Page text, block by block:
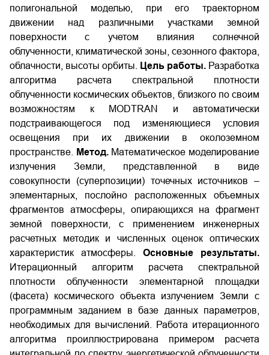
полигональной моделью, при его траекторном
движении над различными участками земной
поверхности с учетом влияния солнечной
облученности, климатической зоны, сезонного фактора,
облачности, высоты орбиты.
Цель работы. Разработка
алгоритма расчета спектральной плотности
облученности космических объектов, близкого по своим
возможностям к MODTRAN и автоматически
подстраивающегося под изменяющиеся условия
освещения при их движении в околоземном
пространстве.
Метод.Математическое моделирование
излучения Земли, представленной в виде
совокупности (суперпозиции) точечных источников –
элементарных, послойно расположенных объемных
фрагментов атмосферы, опирающихся на фрагмент
земной поверхности, с применением инженерных
расчетных методик и численных оценок оптических
характеристик атмосферы. Основные результаты.
Итерационный алгоритм расчета спектральной
плотности облученности элементарной площадки
(фасета) космического объекта излучением Земли с
программным заданием в базе данных параметров,
необходимых для вычислений. Работа итерационного
алгоритма проиллюстрирована примером расчета